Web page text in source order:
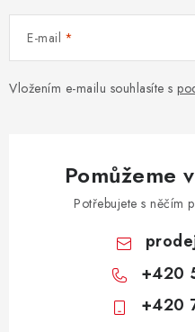
y
ý
p
E-mail
Vložením e-mailu souhlasíte s
Pomůžeme
Potřebujete s něčím
+420
+420